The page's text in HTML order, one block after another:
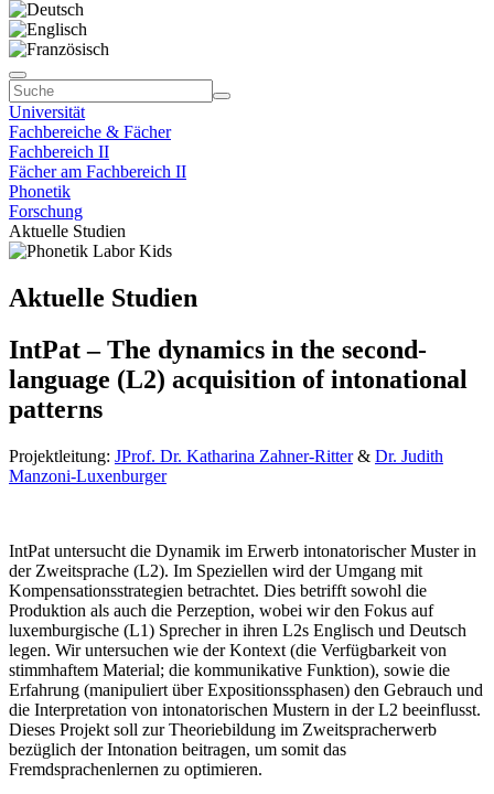
Universität
Fachbereiche & Fächer
Fachbereich II
Fächer am Fachbereich II
Phonetik
Forschung
Aktuelle Studien
Aktuelle Studien
IntPat – The dynamics in the second-
language (L2) acquisition of intonational
patterns
Projektleitung: JProf. Dr. Katharina Zahner-Ritter& Dr. Judith
Manzoni-Luxenburger
IntPat untersucht die Dynamik im Erwerb intonatorischer Muster in
der Zweitsprache (L2). Im Speziellen wird der Umgang mit
Kompensationsstrategien betrachtet. Dies betrifft sowohl die
Produktion als auch die Perzeption, wobei wir den Fokus auf
luxemburgische (L1) Sprecher in ihren L2s Englisch und Deutsch
legen. Wir untersuchen wie der Kontext (die Verfügbarkeit von
stimmhaftem Material; die kommunikative Funktion), sowie die
Erfahrung (manipuliert über Expositionssphasen) den Gebrauch und
die Interpretation von intonatorischen Mustern in der L2 beeinflusst.
Dieses Projekt soll zur Theoriebildung im Zweitspracherwerb
bezüglich der Intonation beitragen, um somit das
Fremdsprachenlernen zu optimieren.